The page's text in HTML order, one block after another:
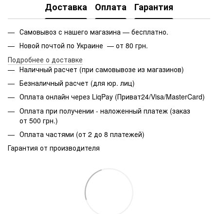
Доставка Оплата Гарантия
Самовывоз с нашего магазина — бесплатно.
Новой почтой по Украине — от 80 грн.
Подробнее о доставке
Наличный расчет (при самовывозе из магазинов)
Безналичный расчет (для юр. лиц)
Оплата онлайн через LiqPay (Приват24/Visa/MasterCard)
Оплата при получении - наложенный платеж (заказ
от 500 грн.)
Оплата частями (от 2 до 8 платежей)
Гарантия от производителя